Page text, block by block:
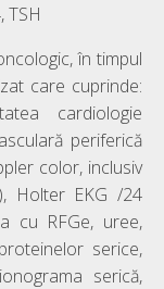
TSH
în timpul
care cuprinde:
cardiologie
periferică
color, inclusiv
Holter EKG /24
cu RFGe, uree,
serice,
serică,